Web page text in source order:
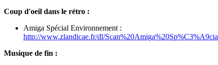
Coup d'oeil dans le rétro :
Amiga Spécial Environnement :
http://www.zlandicae.fr/dl/
Musique de fin :